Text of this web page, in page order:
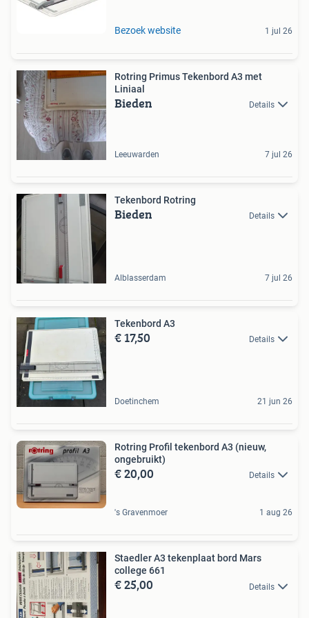
Bezoek website 1 jul 26
Rotring Primus Tekenbord A3 met
Liniaal
Bieden Details
Leeuwarden 7 jul 26
Tekenbord Rotring
Bieden Details
Alblasserdam 7 jul 26
Tekenbord A3
€ 17,50 Details
Doetinchem 21 jun 26
Rotring Profil tekenbord A3 (nieuw,
ongebruikt)
€ 20,00 Details
's Gravenmoer 1 aug 26
Staedler A3 tekenplaat bord Mars
college 661
€ 25,00 Details